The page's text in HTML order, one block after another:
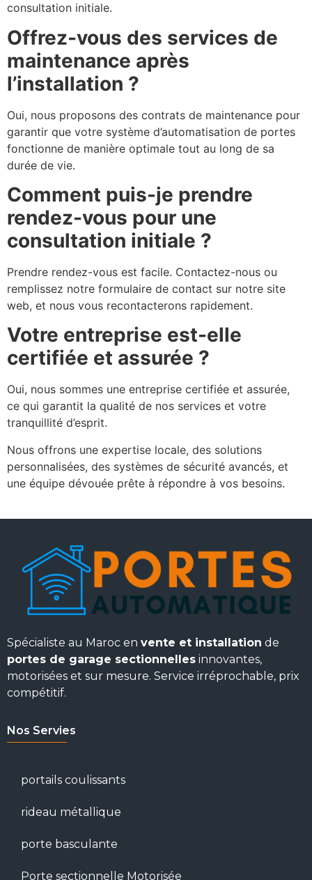
consultation initiale.
Offrez-vous des services de
maintenance après
l’installation ?
Oui, nous proposons des contrats de maintenance pour
garantir que votre système d’automatisation de portes
fonctionne de manière optimale tout au long de sa
durée de vie.
Comment puis-je prendre
rendez-vous pour une
consultation initiale ?
Prendre rendez-vous est facile. Contactez-nous ou
remplissez notre formulaire de contact sur notre site
web, et nous vous recontacterons rapidement.
Votre entreprise est-elle
certifiée et assurée ?
Oui, nous sommes une entreprise certifiée et assurée,
ce qui garantit la qualité de nos services et votre
tranquillité d’esprit.
Nous offrons une expertise locale, des solutions
personnalisées, des systèmes de sécurité avancés, et
une équipe dévouée prête à répondre à vos besoins.
Spécialiste au Maroc en vente et installation de
portes de garage sectionnelles innovantes,
motorisées et sur mesure. Service irréprochable, prix
compétitif.
Nos Servies
portails coulissants
rideau métallique
porte basculante
Porte sectionnelle Motorisée